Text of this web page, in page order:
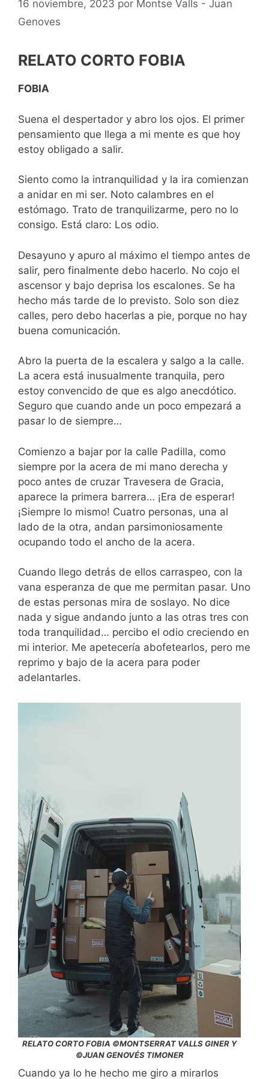
16 noviembre, 2023 por Montse Valls - Juan
Genoves
RELATO CORTO FOBIA
FOBIA
Suena el despertador y abro los ojos. El primer
pensamiento que llega a mi mente es que hoy
estoy obligado a salir.
Siento como la intranquilidad y la ira comienzan
a anidar en mi ser. Noto calambres en el
estómago. Trato de tranquilizarme, pero no lo
consigo. Está claro: Los odio.
Desayuno y apuro al máximo el tiempo antes de
salir, pero finalmente debo hacerlo. No cojo el
ascensor y bajo deprisa los escalones. Se ha
hecho más tarde de lo previsto. Solo son diez
calles, pero debo hacerlas a pie, porque no hay
buena comunicación.
Abro la puerta de la escalera y salgo a la calle.
La acera está inusualmente tranquila, pero
estoy convencido de que es algo anecdótico.
Seguro que cuando ande un poco empezará a
pasar lo de siempre…
Comienzo a bajar por la calle Padilla, como
siempre por la acera de mi mano derecha y
poco antes de cruzar Travesera de Gracia,
aparece la primera barrera… ¡Era de esperar!
¡Siempre lo mismo! Cuatro personas, una al
lado de la otra, andan parsimoniosamente
ocupando todo el ancho de la acera.
Cuando llego detrás de ellos carraspeo, con la
vana esperanza de que me permitan pasar. Uno
de estas personas mira de soslayo. No dice
nada y sigue andando junto a las otras tres con
toda tranquilidad… percibo el odio creciendo en
mi interior. Me apetecería abofetearlos, pero me
reprimo y bajo de la acera para poder
adelantarles.
RELATO CORTO FOBIA ©MONTSERRAT VALLS GINER Y
©JUAN GENOVÉS TIMONER
Cuando ya lo he hecho me giro a mirarlos